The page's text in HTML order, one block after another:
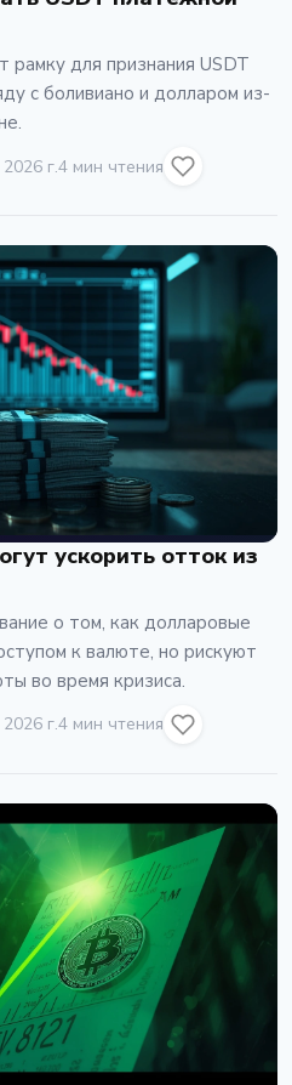
для признания USDT
с боливиано и долларом из-
г.4 мин чтения
ускорить отток из
о том, как долларовые
к валюте, но рискуют
во время кризиса.
г.4 мин чтения